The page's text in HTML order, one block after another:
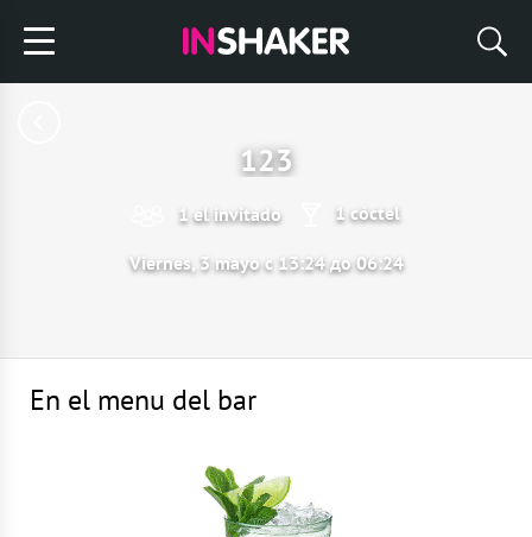
123
1 el invitado 1 cóctel
Viernes, 3 mayo с 13:24 до 06:24
En el menu del bar